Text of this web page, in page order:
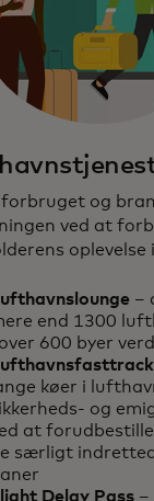
forbruget og
ved at
oplevelse
–
end 1300
600 byer
køer i
og
at
særligt
Delay Pass –